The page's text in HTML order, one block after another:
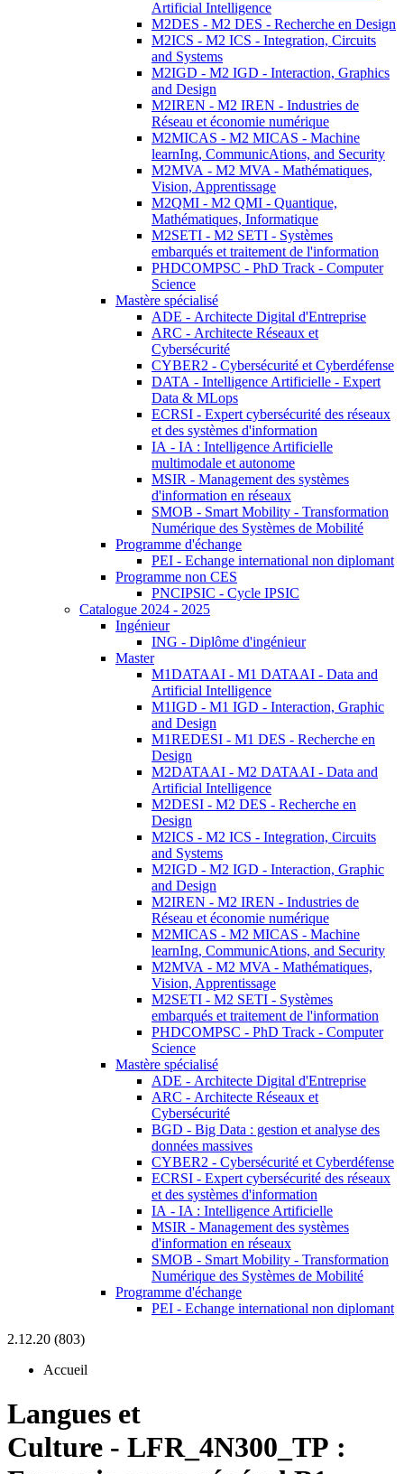
Artificial Intelligence
M2DES - M2 DES - Recherche en Design
M2ICS - M2 ICS - Integration, Circuits
and Systems
M2IGD - M2 IGD - Interaction, Graphics
and Design
M2IREN - M2 IREN - Industries de
Réseau et économie numérique
M2MICAS - M2 MICAS - Machine
learnIng, CommunicAtions, and Security
M2MVA - M2 MVA - Mathématiques,
Vision, Apprentissage
M2QMI - M2 QMI - Quantique,
Mathématiques, Informatique
M2SETI - M2 SETI - Systèmes
embarqués et traitement de l'information
PHDCOMPSC - PhD Track - Computer
Science
Mastère spécialisé
ADE - Architecte Digital d'Entreprise
ARC - Architecte Réseaux et
Cybersécurité
CYBER2 - Cybersécurité et Cyberdéfense
DATA - Intelligence Artificielle - Expert
Data & MLops
ECRSI - Expert cybersécurité des réseaux
et des systèmes d'information
IA - IA : Intelligence Artificielle
multimodale et autonome
MSIR - Management des systèmes
d'information en réseaux
SMOB - Smart Mobility - Transformation
Numérique des Systèmes de Mobilité
Programme d'échange
PEI - Echange international non diplomant
Programme non CES
PNCIPSIC - Cycle IPSIC
Catalogue 2024 - 2025
Ingénieur
ING - Diplôme d'ingénieur
Master
M1DATAAI - M1 DATAAI - Data and
Artificial Intelligence
M1IGD - M1 IGD - Interaction, Graphic
and Design
M1REDESI - M1 DES - Recherche en
Design
M2DATAAI - M2 DATAAI - Data and
Artificial Intelligence
M2DESI - M2 DES - Recherche en
Design
M2ICS - M2 ICS - Integration, Circuits
and Systems
M2IGD - M2 IGD - Interaction, Graphic
and Design
M2IREN - M2 IREN - Industries de
Réseau et économie numérique
M2MICAS - M2 MICAS - Machine
learnIng, CommunicAtions, and Security
M2MVA - M2 MVA - Mathématiques,
Vision, Apprentissage
M2SETI - M2 SETI - Systèmes
embarqués et traitement de l'information
PHDCOMPSC - PhD Track - Computer
Science
Mastère spécialisé
ADE - Architecte Digital d'Entreprise
ARC - Architecte Réseaux et
Cybersécurité
BGD - Big Data : gestion et analyse des
données massives
CYBER2 - Cybersécurité et Cyberdéfense
ECRSI - Expert cybersécurité des réseaux
et des systèmes d'information
IA - IA : Intelligence Artificielle
MSIR - Management des systèmes
d'information en réseaux
SMOB - Smart Mobility - Transformation
Numérique des Systèmes de Mobilité
Programme d'échange
PEI - Echange international non diplomant
2.12.20 (803)
Accueil
Langues et
Culture - LFR_4N300_TP :